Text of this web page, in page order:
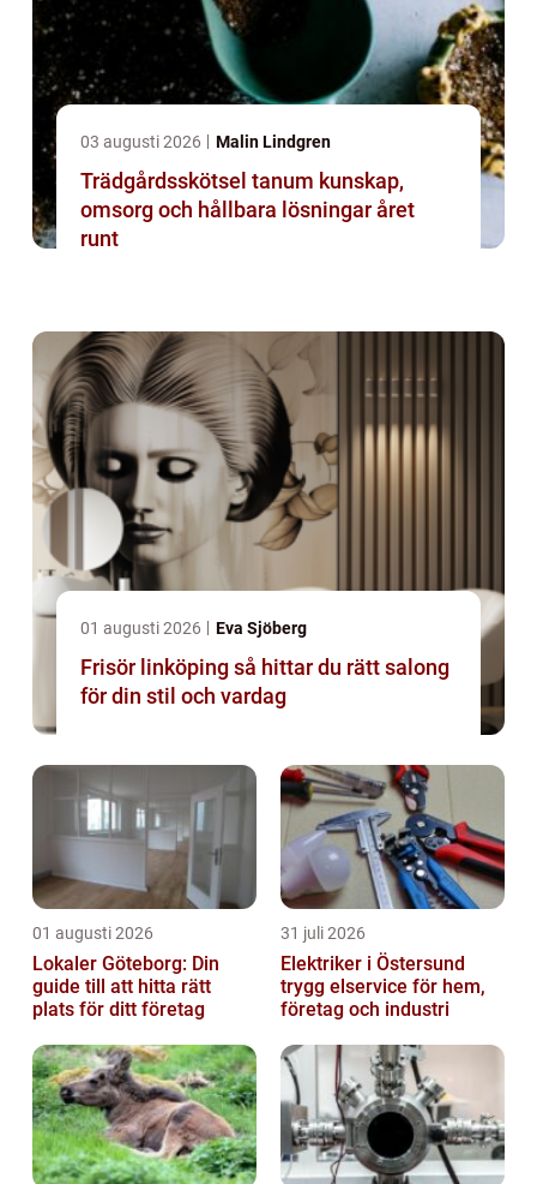
03 augusti 2026 Malin Lindgren
Trädgårdsskötsel tanum kunskap,
omsorg och hållbara lösningar året
runt
01 augusti 2026 Eva Sjöberg
Frisör linköping så hittar du rätt salong
för din stil och vardag
01 augusti 2026
Lokaler Göteborg: Din
guide till att hitta rätt
plats för ditt företag
31 juli 2026
Elektriker i Östersund
trygg elservice för hem,
företag och industri